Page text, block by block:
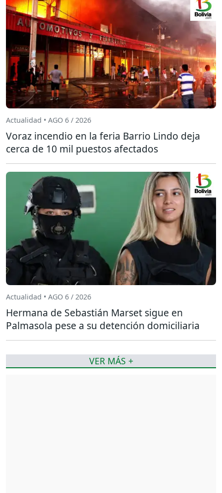
Actualidad • AGO 6 / 2026
Voraz incendio en la feria Barrio Lindo deja
cerca de 10 mil puestos afectados
Actualidad • AGO 6 / 2026
Hermana de Sebastián Marset sigue en
Palmasola pese a su detención domiciliaria
VER MÁS +